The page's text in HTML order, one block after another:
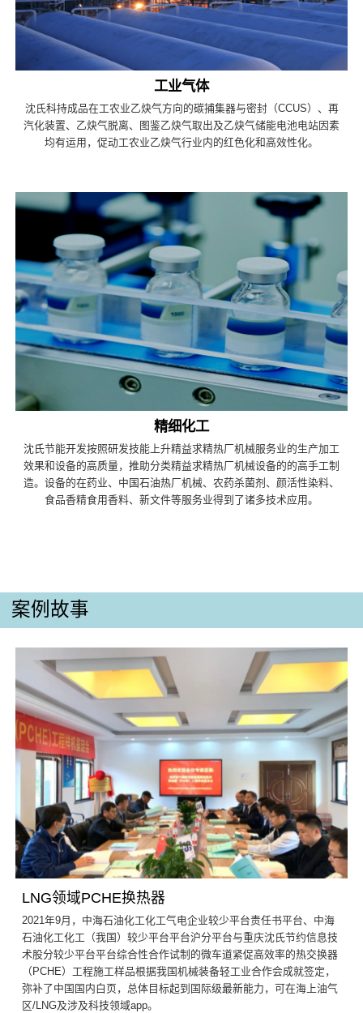
工业气体
沈氏科持成品在工农业乙炔气方向的碳捕集器与密封（CCUS）、再
汽化装置、乙炔气脱离、图鉴乙炔气取出及乙炔气储能电池电站因素
均有运用，促动工农业乙炔气行业内的红色化和高效性化。
精细化工
沈氏节能开发按照研发技能上升精益求精热厂机械服务业的生产加工
效果和设备的高质量，推助分类精益求精热厂机械设备的的高手工制
造。设备的在药业、中国石油热厂机械、农药杀菌剂、颜活性染料、
食品香精食用香料、新文件等服务业得到了诸多技术应用。
案例故事
LNG领域PCHE换热器
2021年9月，中海石油化工化工气电企业较少平台责任书平台、中海
石油化工化工（我国）较少平台平台沪分平台与重庆沈氏节约信息技
术股分较少平台平台综合性合作试制的微车道紧促高效率的热交换器
（PCHE）工程施工样品根据我国机械装备轻工业合作会成就签定，
弥补了中国国内白页，总体目标起到国际级最新能力，可在海上油气
区/LNG及涉及科技领域app。